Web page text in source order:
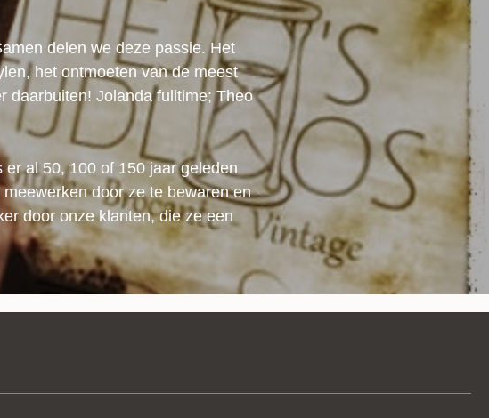
delen we deze passie. Het
het ontmoeten van de meest
daarbuiten! Jolanda fulltime; Theo
al 50, 100 of 150 jaar geleden
door ze te bewaren en
door onze klanten, die ze een